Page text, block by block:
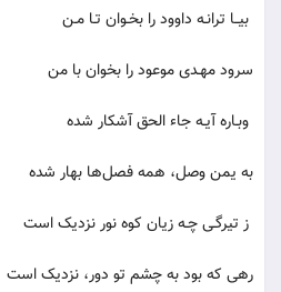
بیــا ترانـه داوود را بخـوان تـا مـن
سرود مهـدی موعود را بخوان با من
وبـاره آیـه جاء الحق آشکار شده
به یمن وصل، همه فصل‌ها بهار شده
ز تیرگـی چـه زیان کوه نور نزدیک است
رهی که بود به چشم تو دور، نزدیک است